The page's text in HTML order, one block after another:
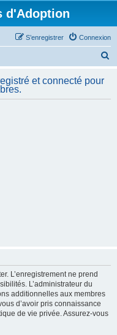
d'Adoption
Connexion
S’enregistrer
h
et connecté pour
L’enregistrement ne prend
L’administrateur du
additionnelles aux membres
d’avoir pris connaissance
de vie privée. Assurez-vous